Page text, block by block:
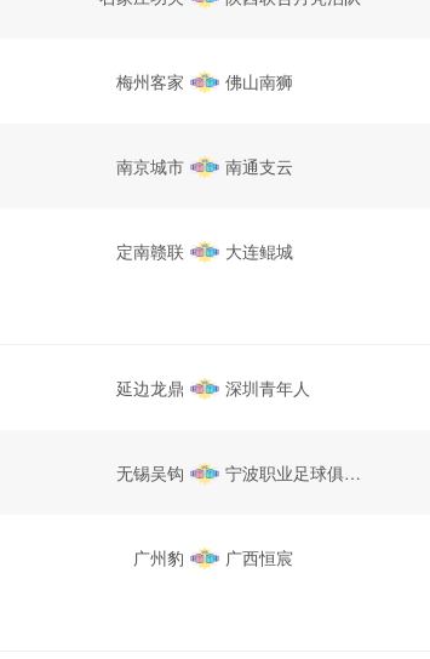
梅州客家 佛山南狮
南京城市 南通支云
定南赣联 大连鲲城
延边龙鼎 深圳青年人
无锡吴钩
宁波职业足球俱乐
广州豹 广西恒宸